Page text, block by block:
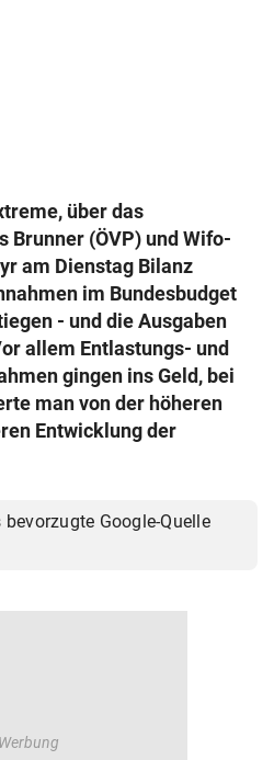
über das
Brunner (ÖVP) und Wifo-
am Dienstag Bilanz
im Bundesbudget
- und die Ausgaben
allem Entlastungs- und
gingen ins Geld, bei
man von der höheren
Entwicklung der
Google-Quelle